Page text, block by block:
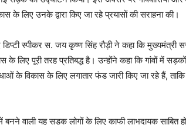
के लिए उनके द्वारा किए जा रहे प्रयासों की सराहना की।
स्पीकर स. जय कृष्ण सिंह रौड़ी ने कहा कि मुख्यमंत्री
के लिए पूरी तरह प्रतिबद्ध है। उन्होंने कहा कि गांवों में
के विकास के लिए लगातार फंड जारी किए जा रहे हैं, ताकि
में बनने वाली यह सड़क लोगों के लिए काफी लाभदायक साबित